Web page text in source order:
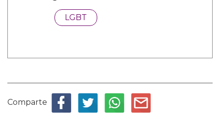
LGBT
Comparte